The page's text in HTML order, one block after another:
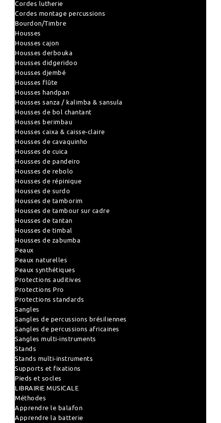
Cordes lutherie
Cordes montage percussions
Bourdon/Timbre
Housses
Housses cajon
Housses derbouka
Housses didgeridoo
Housses djembé
Housses flûte
Housses handpan
Housses sanza / kalimba & sansula
Housses de bol chantant
Housses berimbau
Housses caixa & caisse-claire
Housses de cavaquinho
Housses de cuica
Housses de pandeiro
Housses de rebolo
Housses de répinique
Housses de surdo
Housses de tamborim
Housses de tambour sur cadre
Housses de tantan
Housses de timbal
Housses de zabumba
Peaux
Peaux naturelles
Peaux synthétiques
Protections auditives
Protections Pro
Protections standards
Sangles
Sangles de percussions brésiliennes
Sangles de percussions africaines
Sangles multi-instruments
Stands
Stands multi-instruments
Supports et fixations
Pieds et socles
LIBRAIRIE MUSICALE
Méthodes
Apprendre le balafon
Apprendre la batterie